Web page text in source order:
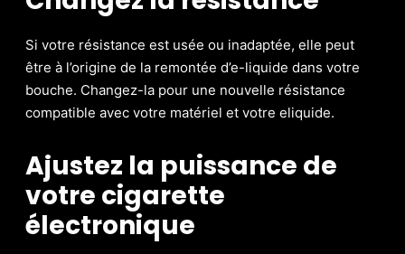
Si votre résistance est usée ou inadaptée, elle peut
être à l’origine de la remontée d’e-liquide dans votre
bouche. Changez-la pour une nouvelle résistance
compatible avec votre matériel et votre eliquide.
Ajustez la puissance de
votre cigarette
électronique